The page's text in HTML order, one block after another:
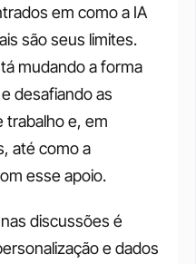
em como a IA
são seus limites.
mudando a forma
desafiando as
trabalho e, em
até como a
esse apoio.
discussões é
e dados